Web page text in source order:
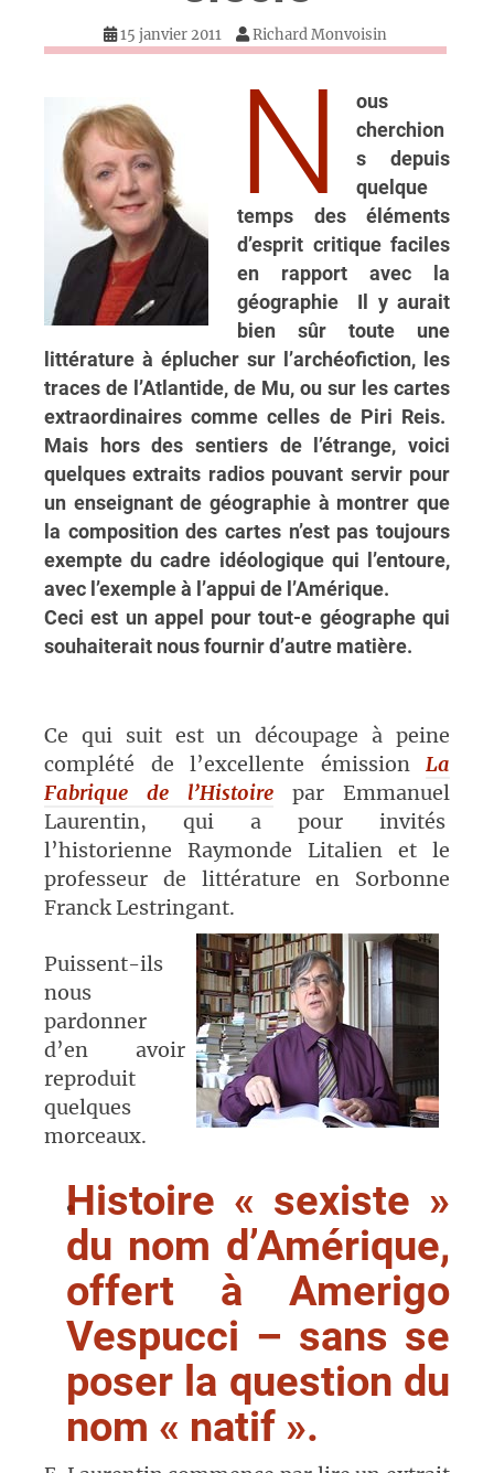
15 janvier 2011 Richard Monvoisin
N
ous
cherchion
s depuis
quelque
temps des éléments
d’esprit critique faciles
en rapport avec la
géographie Il y aurait
bien sûr toute une
littérature à éplucher sur l’archéofiction, les
traces de l’Atlantide, de Mu, ou sur les cartes
extraordinaires comme celles de Piri Reis.
Mais hors des sentiers de l’étrange, voici
quelques extraits radios pouvant servir pour
un enseignant de géographie à montrer que
la composition des cartes n’est pas toujours
exempte du cadre idéologique qui l’entoure,
avec l’exemple à l’appui de l’Amérique.
Ceci est un appel pour tout-e géographe qui
souhaiterait nous fournir d’autre matière.
Ce qui suit est un découpage à peine
complété de l’excellente émission La
Fabrique de l’Histoire par Emmanuel
Laurentin, qui a pour invités
l’historienne Raymonde Litalien et le
professeur de littérature en Sorbonne
Franck Lestringant.
Puissent-ils
nous
pardonner
d’en avoir
reproduit
quelques
morceaux.
Histoire « sexiste »
du nom d’Amérique,
offert à Amerigo
Vespucci – sans se
poser la question du
nom « natif ».